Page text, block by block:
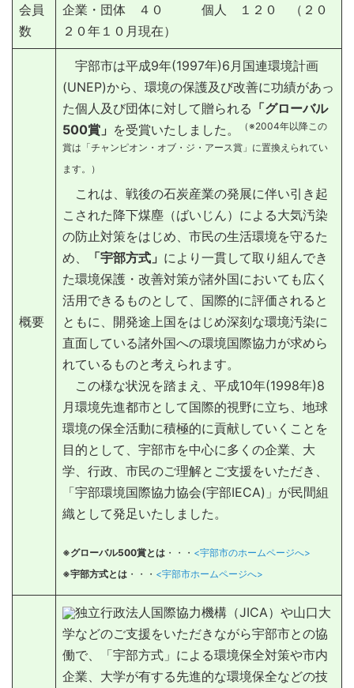
会員
数
企業・団体 ４０ 個人 １２０ （２０
２０年１０月現在）
概要
宇部市は平成9年(1997年)6月国連環境計画
(UNEP)から、環境の保護及び改善に功績があっ
た個人及び団体に対して贈られる 「グローバル
500賞」 を受賞いたしました。
（※2004年以降この
賞は「チャンピオン・オブ・ジ・アース賞」に置換えられてい
ます。）
これは、戦後の石炭産業の発展に伴い引き起
こされた降下煤塵（ばいじん）による大気汚染
の防止対策をはじめ、市民の生活環境を守るた
め、
「宇部方式」 により一貫して取り組んでき
た環境保護・改善対策が諸外国においても広く
活用できるものとして、国際的に評価されると
ともに、開発途上国をはじめ深刻な環境汚染に
直面している諸外国への環境国際協力が求めら
れているものと考えられます。
この様な状況を踏まえ、平成10年(1998年)8
月環境先進都市として国際的視野に立ち、地球
環境の保全活動に積極的に貢献していくことを
目的として、宇部市を中心に多くの企業、大
学、行政、市民のご理解とご支援をいただき、
「宇部環境国際協力協会(宇部IECA)」が民間組
織として発足いたしました。
※グローバル500賞とは ・・・ <宇部市のホームページへ>
※宇部方式とは ・・・ <宇部市ホームページへ>
独立行政法人国際協力機構（JICA）や山口大
学などのご支援をいただきながら宇部市との協
働で、「宇部方式」による環境保全対策や市内
企業、大学が有する先進的な環境保全などの技